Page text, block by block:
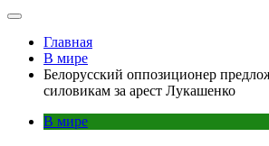
Главная
В мире
Белорусский оппозиционер
силовикам за арест Лукашенко
В мире